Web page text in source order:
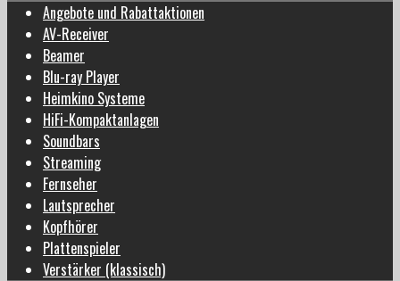
Angebote und Rabattaktionen
AV-Receiver
Beamer
Blu-ray Player
Heimkino Systeme
HiFi-Kompaktanlagen
Soundbars
Streaming
Fernseher
Lautsprecher
Kopfhörer
Plattenspieler
Verstärker (klassisch)